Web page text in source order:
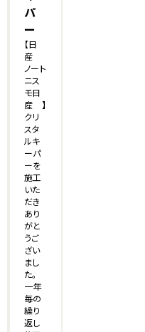
パ
ー
【日
産
ノート
ニス
モ日
産 】
クリ
スタ
ルキ
ーパ
ーを
施工
いた
だき
あり
がと
うご
ざい
まし
た。
一年
毎の
繰り
返し